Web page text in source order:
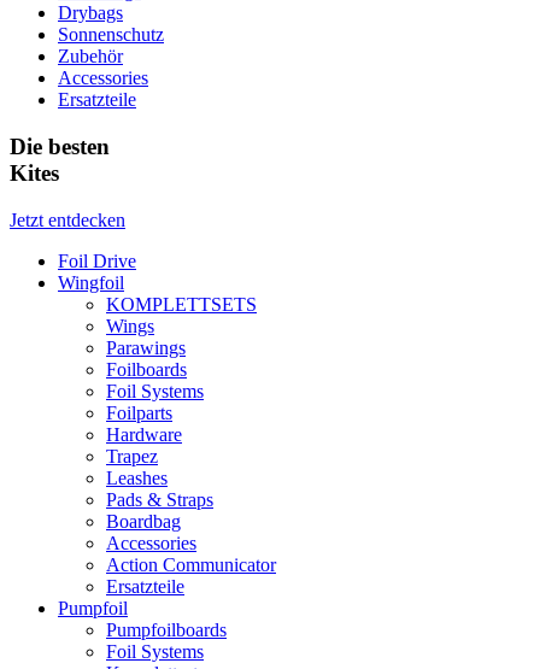
Drybags
Sonnenschutz
Zubehör
Accessories
Ersatzteile
Die besten
Kites
Jetzt entdecken
Foil Drive
Wingfoil
KOMPLETTSETS
Wings
Parawings
Foilboards
Foil Systems
Foilparts
Hardware
Trapez
Leashes
Pads & Straps
Boardbag
Accessories
Action Communicator
Ersatzteile
Pumpfoil
Pumpfoilboards
Foil Systems